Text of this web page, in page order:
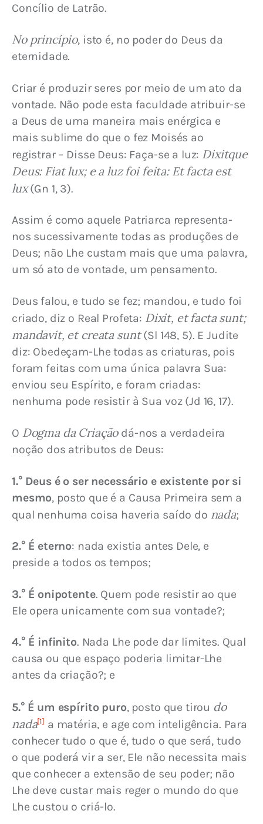
Concílio de Latrão.
No princípio, isto é, no poder do Deus da
eternidade.
Criar é produzir seres por meio de um ato da
vontade. Não pode esta faculdade atribuir-se
a Deus de uma maneira mais enérgica e
mais sublime do que o fez Moisés ao
registrar – Disse Deus: Faça-se a luz: Dixitque
Deus: Fiat lux; e a luz foi feita: Et facta est
lux (Gn 1, 3).
Assim é como aquele Patriarca representa-
nos sucessivamente todas as produções de
Deus; não Lhe custam mais que uma palavra,
um só ato de vontade, um pensamento.
Deus falou, e tudo se fez; mandou, e tudo foi
criado, diz o Real Profeta: Dixit, et facta sunt;
mandavit, et creata sunt (Sl 148, 5). E Judite
diz: Obedeçam-Lhe todas as criaturas, pois
foram feitas com uma única palavra Sua:
enviou seu Espírito, e foram criadas:
nenhuma pode resistir à Sua voz (Jd 16, 17).
O Dogma da Criação dá-nos a verdadeira
noção dos atributos de Deus:
1.° Deus é o ser necessário e existente por si
mesmo, posto que é a Causa Primeira sem a
qual nenhuma coisa haveria saído do nada;
2.° É eterno: nada existia antes Dele, e
preside a todos os tempos;
3.° É onipotente. Quem pode resistir ao que
Ele opera unicamente com sua vontade?;
4.° É infinito. Nada Lhe pode dar limites. Qual
causa ou que espaço poderia limitar-Lhe
antes da criação?; e
5.° É um espírito puro, posto que tirou do
nada[1] a matéria, e age com inteligência. Para
conhecer tudo o que é, tudo o que será, tudo
o que poderá vir a ser, Ele não necessita mais
que conhecer a extensão de seu poder; não
Lhe deve custar mais reger o mundo do que
Lhe custou o criá-lo.